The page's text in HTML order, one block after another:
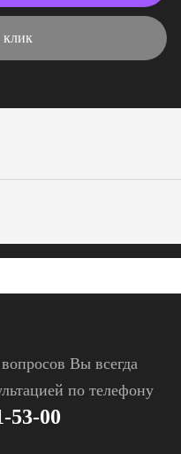
клик
Вы всегда
по телефону
53-00